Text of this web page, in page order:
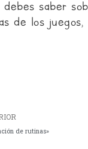
debes saber
de los juegos,
de rutinas»